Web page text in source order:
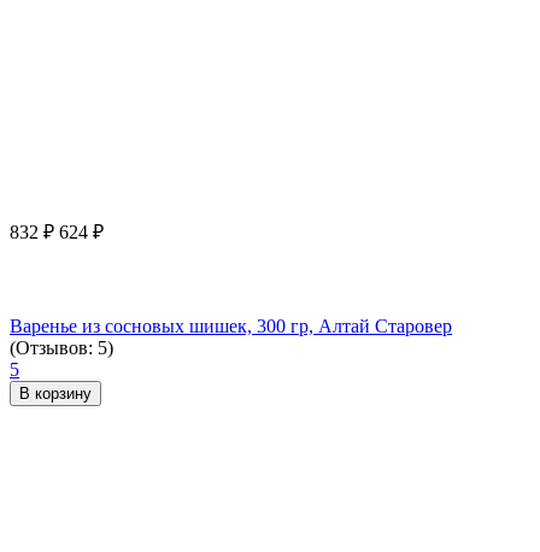
832 ₽ 624 ₽
Варенье из сосновых шишек, 300 гр, Алтай Старовер
(Отзывов: 5)
5
В корзину